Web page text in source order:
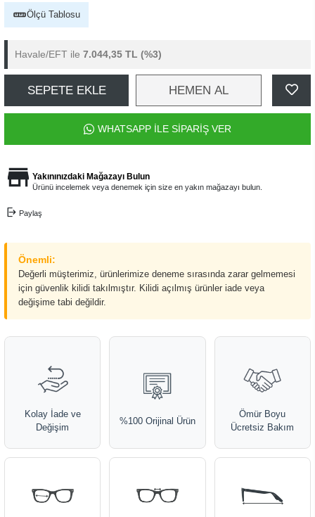
Ölçü Tablosu
Havale/EFT ile 7.044,35 TL (%3)
SEPETE EKLE HEMEN AL
WHATSAPP İLE SİPARİŞ VER
Yakınınızdaki Mağazayı Bulun
Ürünü incelemek veya denemek için size en yakın mağazayı bulun.
Paylaş
Önemli:
Değerli müşterimiz, ürünlerimize deneme sırasında zarar gelmemesi
için güvenlik kilidi takılmıştır. Kilidi açılmış ürünler iade veya
değişime tabi değildir.
Kolay İade ve
Değişim
%100 Orijinal Ürün
Ömür Boyu
Ücretsiz Bakım